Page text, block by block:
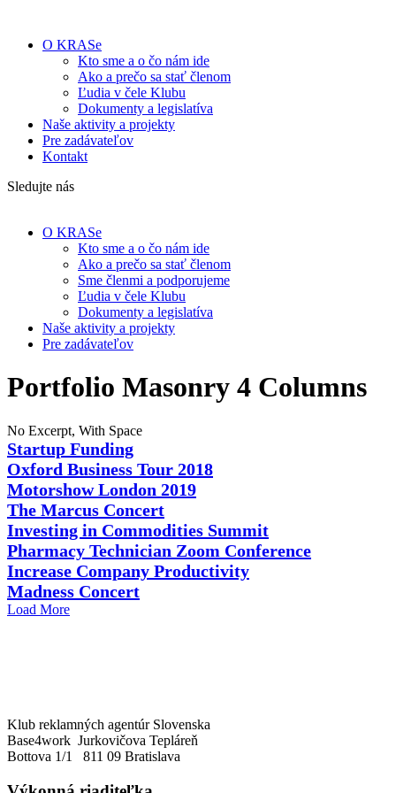
O KRASe
Kto sme a o čo nám ide
Ako a prečo sa stať členom
Ľudia v čele Klubu
Dokumenty a legislatíva
Naše aktivity a projekty
Pre zadávateľov
Kontakt
Sledujte nás
O KRASe
Kto sme a o čo nám ide
Ako a prečo sa stať členom
Sme členmi a podporujeme
Ľudia v čele Klubu
Dokumenty a legislatíva
Naše aktivity a projekty
Pre zadávateľov
Portfolio Masonry 4 Columns
No Excerpt, With Space
Startup Funding
Oxford Business Tour 2018
Motorshow London 2019
The Marcus Concert
Investing in Commodities Summit
Pharmacy Technician Zoom Conference
Increase Company Productivity
Madness Concert
Load More
Klub reklamných agentúr Slovenska
Base4work Jurkovičova Tepláreň
Bottova 1/1 811 09 Bratislava